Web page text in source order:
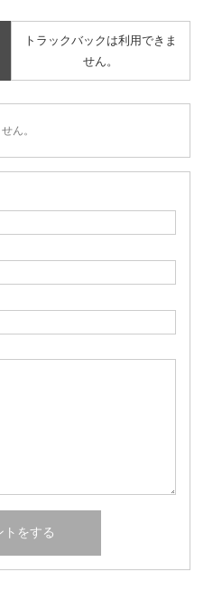
トラックバックは利用できま
せん。
ん。